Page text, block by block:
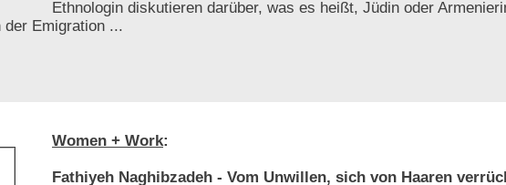
Ethnologin diskutieren darüber, was es heißt, Jüdin oder
Emigration ...
Women + Work:
Fathiyeh Naghibzadeh - Vom Unwillen, sich von Haaren